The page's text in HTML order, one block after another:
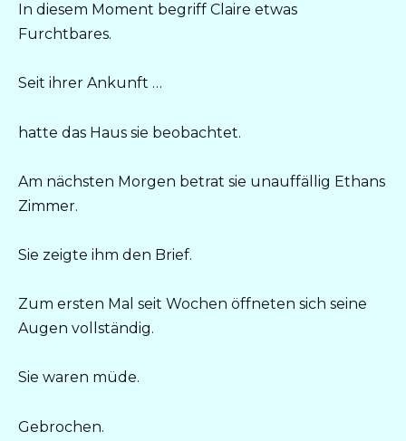
In diesem Moment begriff Claire etwas
Furchtbares.
Seit ihrer Ankunft …
hatte das Haus sie beobachtet.
Am nächsten Morgen betrat sie unauffällig Ethans
Zimmer.
Sie zeigte ihm den Brief.
Zum ersten Mal seit Wochen öffneten sich seine
Augen vollständig.
Sie waren müde.
Gebrochen.